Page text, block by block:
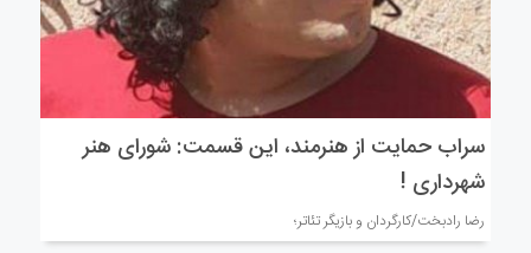
سراب حمایت از هنرمند، این قسمت: شورای هنر
شهرداری !
رضا رادبخت/کارگردان و بازیگر تئاتر؛